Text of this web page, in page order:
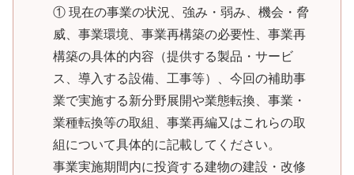
① 現在の事業の状況、強み・弱み、機会・脅
威、事業環境、事業再構築の必要性、事業再
構築の具体的内容（提供する製品・サービ
ス、導入する設備、工事等）、今回の補助事
業で実施する新分野展開や業態転換、事業・
業種転換等の取組、事業再編又はこれらの取
組について具体的に記載してください。
事業実施期間内に投資する建物の建設・改修